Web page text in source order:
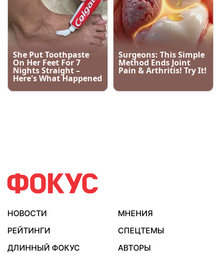
НОВОСТИ
МНЕНИЯ
РЕЙТИНГИ
СПЕЦТЕМЫ
ДЛИННЫЙ ФОКУС
АВТОРЫ